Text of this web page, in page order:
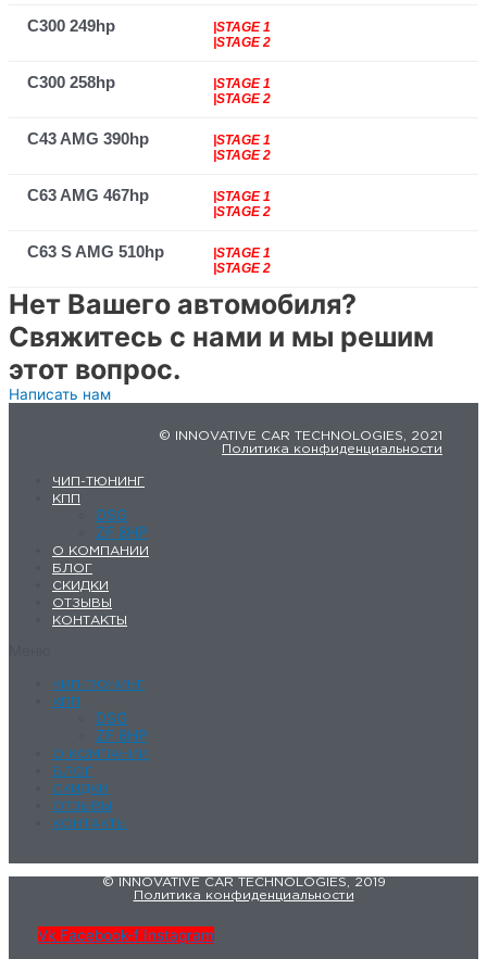
C300 249hp
|STAGE 1
|STAGE 2
C300 258hp
|STAGE 1
|STAGE 2
C43 AMG 390hp
|STAGE 1
|STAGE 2
C63 AMG 467hp
|STAGE 1
|STAGE 2
C63 S AMG 510hp
|STAGE 1
|STAGE 2
Нет Вашего автомобиля?
Свяжитесь с нами и мы решим
этот вопрос.
Написать нам
© INNOVATIVE CAR TECHNOLOGIES, 2021
Политика конфиденциальности
ЧИП-ТЮНИНГ
КПП
DSG
ZF 8HP
О КОМПАНИИ
БЛОГ
СКИДКИ
ОТЗЫВЫ
КОНТАКТЫ
ЧИП-ТЮНИНГ
КПП
DSG
ZF 8HP
О КОМПАНИИ
БЛОГ
СКИДКИ
ОТЗЫВЫ
КОНТАКТЫ
© INNOVATIVE CAR TECHNOLOGIES, 2019
Политика конфиденциальности
Vk Facebook-f Instagram